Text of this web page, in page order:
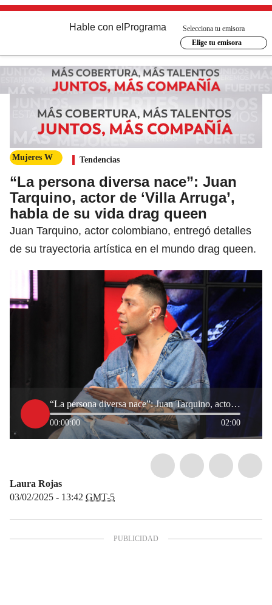
Hable con el Programa
Selecciona tu emisora
Elige tu emisora
Mujeres W Tendencias
“La persona diversa nace”: Juan
Tarquino, actor de ‘Villa Arruga’,
habla de su vida drag queen
Juan Tarquino, actor colombiano, entregó detalles
de su trayectoria artística en el mundo drag queen.
“La persona diversa nace”: Juan Tarquino, actor de ‘Villa Arruga’, habla de su vida drag queen
00:00:00 02:00
Laura Rojas
03/02/2025 - 13:42 GMT-5